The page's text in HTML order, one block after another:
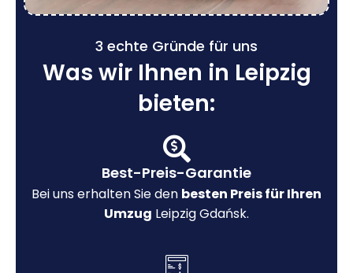
3 echte Gründe für uns
Was wir Ihnen in Leipzig
bieten:
Best-Preis-Garantie
Bei uns erhalten Sie den besten Preis für Ihren
Umzug Leipzig Gdańsk.